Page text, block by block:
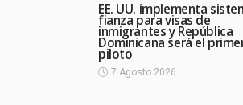
EE. UU. implementa
fianza para visas de
inmigrantes y República
Dominicana será el
piloto
7 Agosto 2026